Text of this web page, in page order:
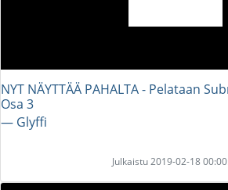
NYT NÄYTTÄÄ PAHALTA - Pelataan
Osa 3
― Glyffi
Julkaistu 2019-02-18